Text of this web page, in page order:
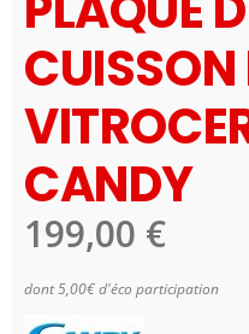
CANDY
199,00 €
dont 5,00€ d'éco participation